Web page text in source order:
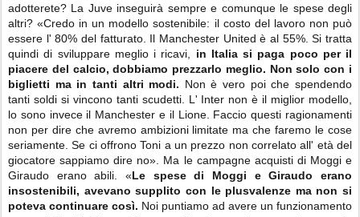
adotterete? La Juve inseguirà sempre e comunque le spese degli
altri? «Credo in un modello sostenibile: il costo del lavoro non può
essere l' 80% del fatturato. Il Manchester United è al 55%. Si tratta
quindi di sviluppare meglio i ricavi, in Italia si paga poco per il
piacere del calcio, dobbiamo prezzarlo meglio. Non solo con i
biglietti ma in tanti altri modi. Non è vero poi che spendendo
tanti soldi si vincono tanti scudetti. L' Inter non è il miglior modello,
lo sono invece il Manchester e il Lione. Faccio questi ragionamenti
non per dire che avremo ambizioni limitate ma che faremo le cose
seriamente. Se ci offrono Toni a un prezzo non correlato all' età del
giocatore sappiamo dire no». Ma le campagne acquisti di Moggi e
Giraudo erano abili. «Le spese di Moggi e Giraudo erano
insostenibili, avevano supplito con le plusvalenze ma non si
poteva continuare così. Noi puntiamo ad avere un funzionamento